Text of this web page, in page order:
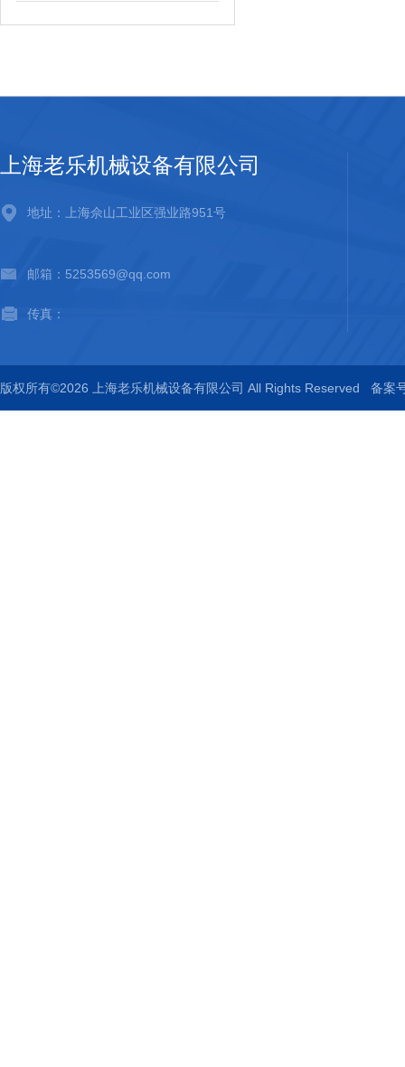
上海老乐机械设备有限公司
地址：上海佘山工业区强业路951号
邮箱：5253569@qq.com
传真：
版权所有©2026 上海老乐机械设备有限公司 All Rights Reserved 备案